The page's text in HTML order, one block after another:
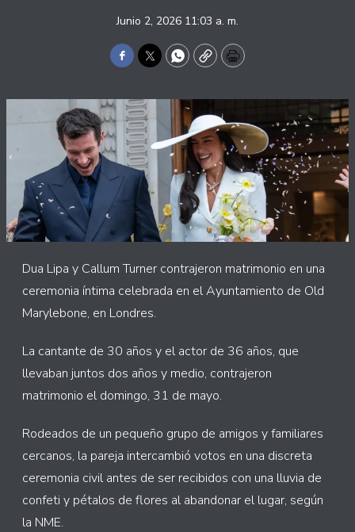
Junio 2, 2026 11:03 a. m.
Facebook
TwitterWhatsApp
CopyPrint
Dua Lipa y Callum Turner contrajeron matrimonio en una
ceremonia íntima celebrada en el Ayuntamiento de Old
Marylebone, en Londres.
La cantante de 30 años y el actor de 36 años, que
llevaban juntos dos años y medio, contrajeron
matrimonio el domingo, 31 de mayo.
Rodeados de un pequeño grupo de amigos y familiares
cercanos, la pareja intercambió votos en una discreta
ceremonia civil antes de ser recibidos con una lluvia de
confeti y pétalos de flores al abandonar el lugar, según
la NME.